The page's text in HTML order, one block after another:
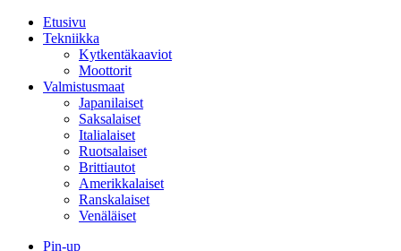
Etusivu
Tekniikka
Kytkentäkaaviot
Moottorit
Valmistusmaat
Japanilaiset
Saksalaiset
Italialaiset
Ruotsalaiset
Brittiautot
Amerikkalaiset
Ranskalaiset
Venäläiset
Pin-up